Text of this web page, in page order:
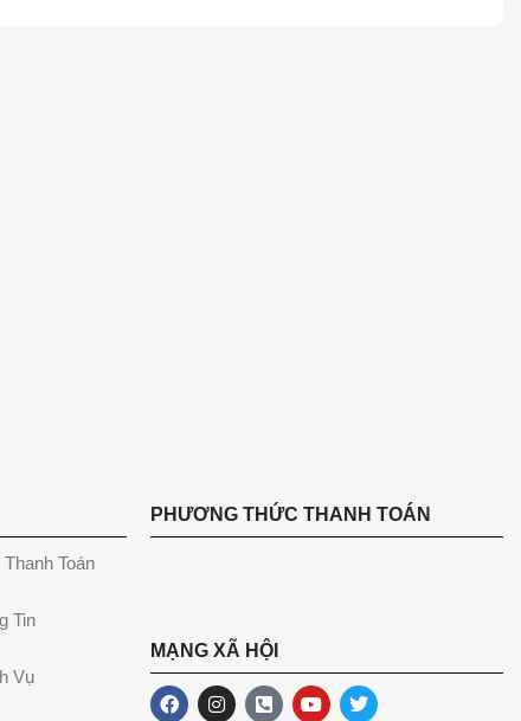
Toán
Tin
Vụ
PHƯƠNG THỨC THANH TOÁN
MẠNG XÃ HỘI